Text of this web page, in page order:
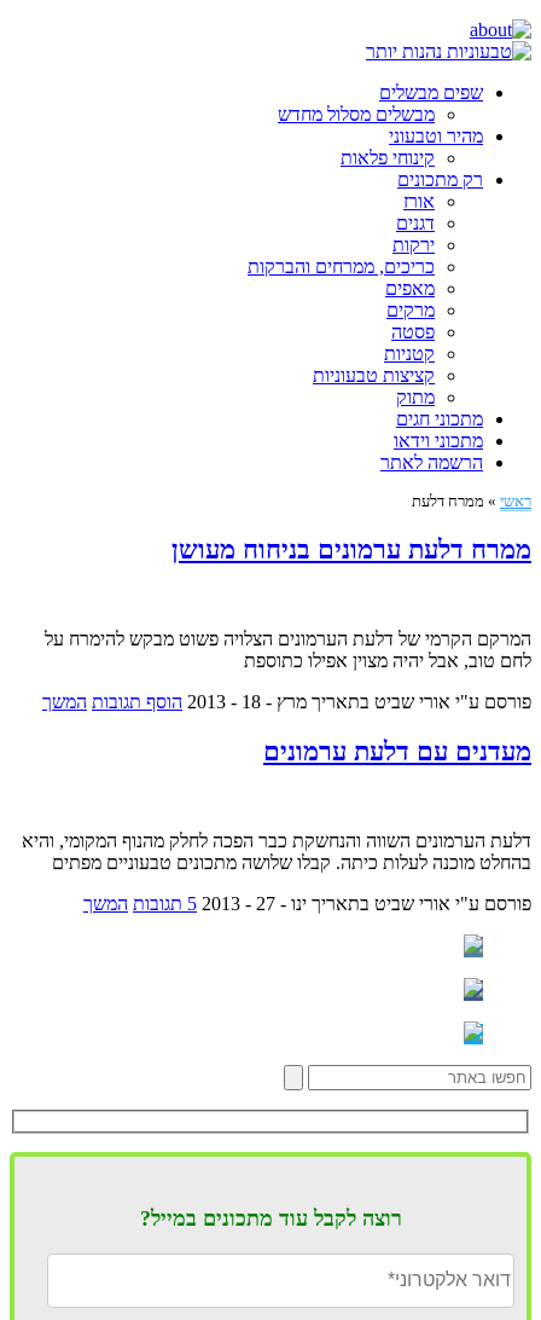
שפים מבשלים
מבשלים מסלול מחדש
מהיר וטבעוני
קינוחי פלאות
רק מתכונים
אורז
דגנים
ירקות
כריכים, ממרחים והברקות
מאפים
מרקים
פסטה
קטניות
קציצות טבעוניות
מתוק
מתכוני חגים
מתכוני וידאו
הרשמה לאתר
ראשי » ממרח דלעת
ממרח דלעת ערמונים בניחוח מעושן
המרקם הקרמי של דלעת הערמונים הצלויה פשוט מבקש להימרח על
לחם טוב, אבל יהיה מצוין אפילו כתוספת
פורסם ע"י אורי שביט בתאריך מרץ - 18 - 2013 הוסף תגובות המשך
מעדנים עם דלעת ערמונים
דלעת הערמונים השווה והנחשקת כבר הפכה לחלק מהנוף המקומי, והיא
בהחלט מוכנה לעלות כיתה. קבלו שלושה מתכונים טבעוניים מפתים
פורסם ע"י אורי שביט בתאריך ינו - 27 - 2013 5 תגובות המשך
רוצה לקבל עוד מתכונים במייל?